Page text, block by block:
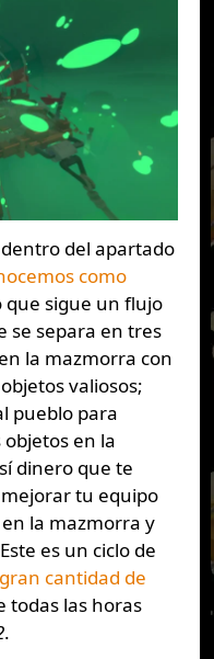
del apartado
como
que sigue un flujo
se separa en tres
la mazmorra con
valiosos;
pueblo para
en la
dinero que te
tu equipo
la mazmorra y
es un ciclo de
gran cantidad de
las horas
.